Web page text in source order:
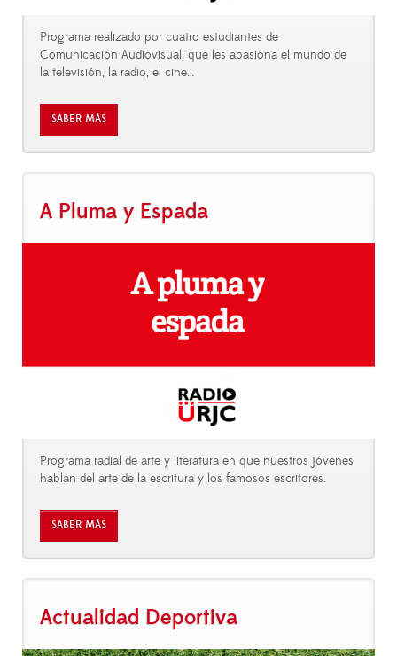
Programa realizado por cuatro estudiantes de
Comunicación Audiovisual, que les apasiona el mundo de
la televisión, la radio, el cine…
SABER MÁS
A Pluma y Espada
Programa radial de arte y literatura en que nuestros jóvenes
hablan del arte de la escritura y los famosos escritores.
SABER MÁS
Actualidad Deportiva